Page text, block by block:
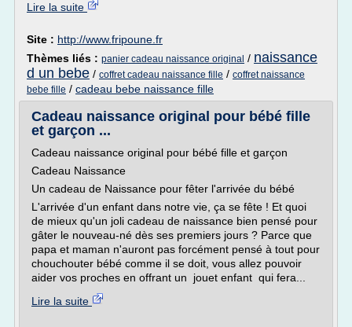
Lire la suite
Site : http://www.fripoune.fr
Thèmes liés : panier cadeau naissance original / naissance
d un bebe / coffret cadeau naissance fille / coffret naissance
bebe fille / cadeau bebe naissance fille
Cadeau naissance original pour bébé fille
et garçon ...
Cadeau naissance original pour bébé fille et garçon
Cadeau Naissance
Un cadeau de Naissance pour fêter l'arrivée du bébé
L'arrivée d'un enfant dans notre vie, ça se fête ! Et quoi
de mieux qu'un joli cadeau de naissance bien pensé pour
gâter le nouveau-né dès ses premiers jours ? Parce que
papa et maman n'auront pas forcément pensé à tout pour
chouchouter bébé comme il se doit, vous allez pouvoir
aider vos proches en offrant un jouet enfant qui fera...
Lire la suite